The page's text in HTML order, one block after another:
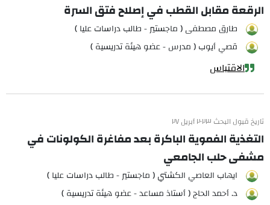
الرقعة مقابل القطب في إصلاح فتق السرة
طارق مصطفى ( ماجستير - طالب دراسات عليا )
قصي أيوب ( مدرس - عضو هيئة تدريسية )
الاقتباس
تاريخ قبول البحث ٢٠٢٣ أبريل ٢٧
التغذية الفموية الباكرة بعد مفاغرة الكولونات في
مشفى حلب الجامعي
ايهاب العاصي الكشتي ( ماجستير - طالب دراسات عليا )
د. أحمد الحاج ( أستاذ مساعد - عضو هيئة تدريسية )